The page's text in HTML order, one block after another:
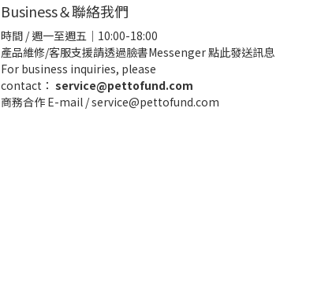
Business＆聯絡我們
時間 / 週一至週五｜10:00-18:00
產品維修/客服支援請透過臉書Messenger點此發送訊息
For business inquiries, please
contact： service@pettofund.com
商務合作 E-mail / service@pettofund.com